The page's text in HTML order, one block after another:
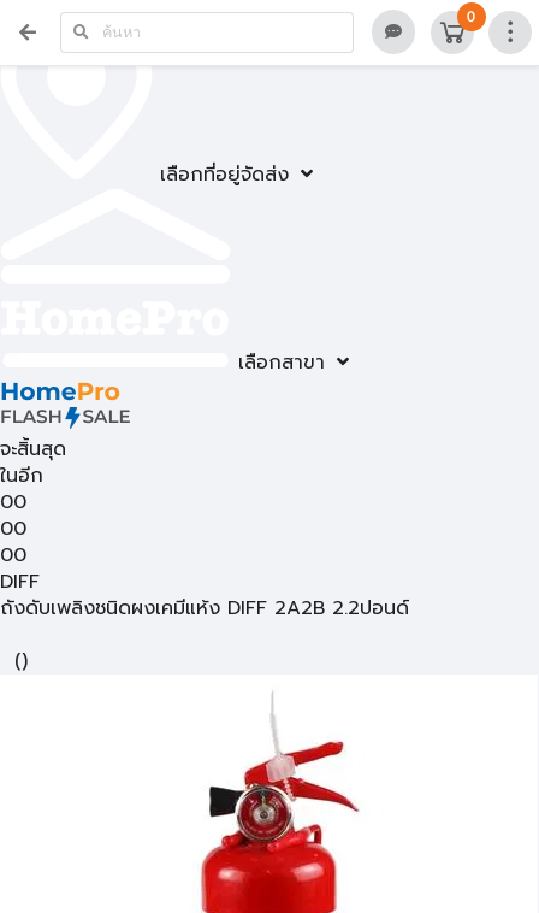
เลือกที่อยู่จัดส่ง
เลือกสาขา
0
จะสิ้นสุด
ในอีก
00
00
00
DIFF
ถังดับเพลิงชนิดผงเคมีแห้ง DIFF 2A2B 2.2ปอนด์
()